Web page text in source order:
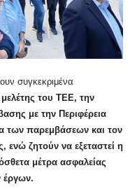
συγκεκριμένα
του ΤΕΕ, την
με την Περιφέρεια
των παρεμβάσεων και τον
ενώ ζητούν να εξεταστεί η
μέτρα ασφαλείας
έργων.